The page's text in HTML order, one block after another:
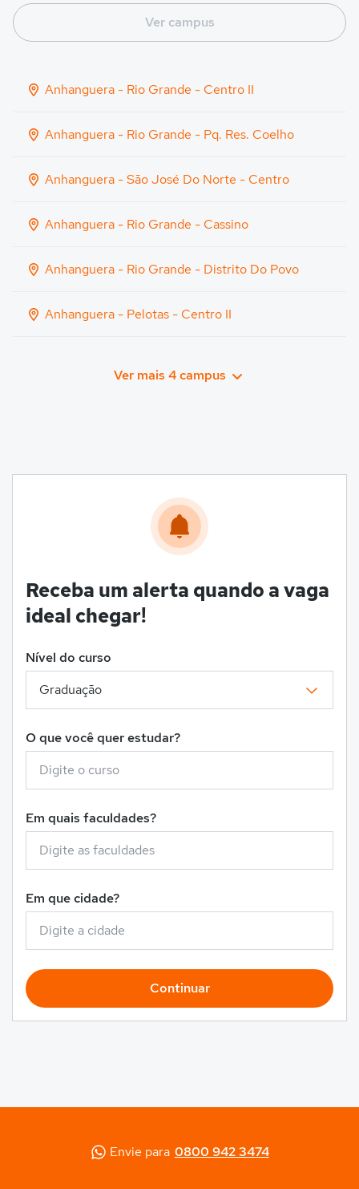
Ver campus
Anhanguera - Rio Grande - Centro II
Anhanguera - Rio Grande - Pq. Res. Coelho
Anhanguera - São José Do Norte - Centro
Anhanguera - Rio Grande - Cassino
Anhanguera - Rio Grande - Distrito Do Povo
Anhanguera - Pelotas - Centro II
Ver mais 4 campus
Receba um alerta quando a vaga
ideal chegar!
Nível do curso
O que você quer estudar?
Em quais faculdades?
Em que cidade?
Continuar
Envie para 0800 942 3474